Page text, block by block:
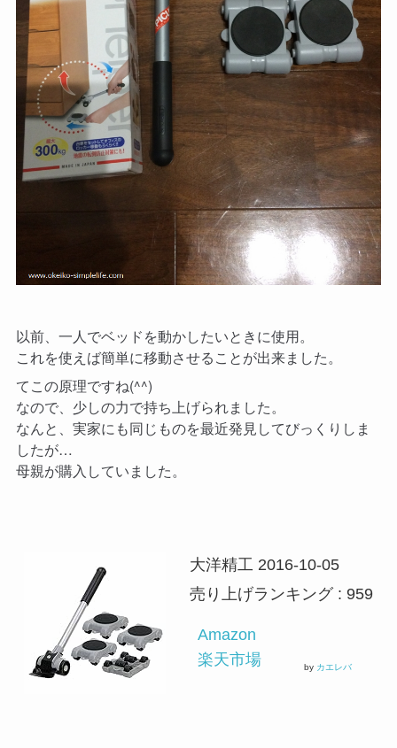
以前、一人でベッドを動かしたいときに使用。
これを使えば簡単に移動させることが出来ました。
てこの原理ですね(^^)
なので、少しの力で持ち上げられました。
なんと、実家にも同じものを最近発見してびっくりしま
したが…
母親が購入していました。
大洋精工 2016-10-05
売り上げランキング : 959
Amazon
楽天市場
by カエレバ